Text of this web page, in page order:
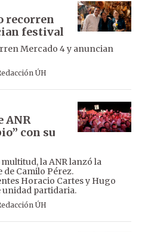
recorren
festival
Mercado 4 y anuncian
ÚH
ANR
con su
la ANR lanzó la
Camilo Pérez.
Horacio Cartes y Hugo
unidad partidaria.
ÚH